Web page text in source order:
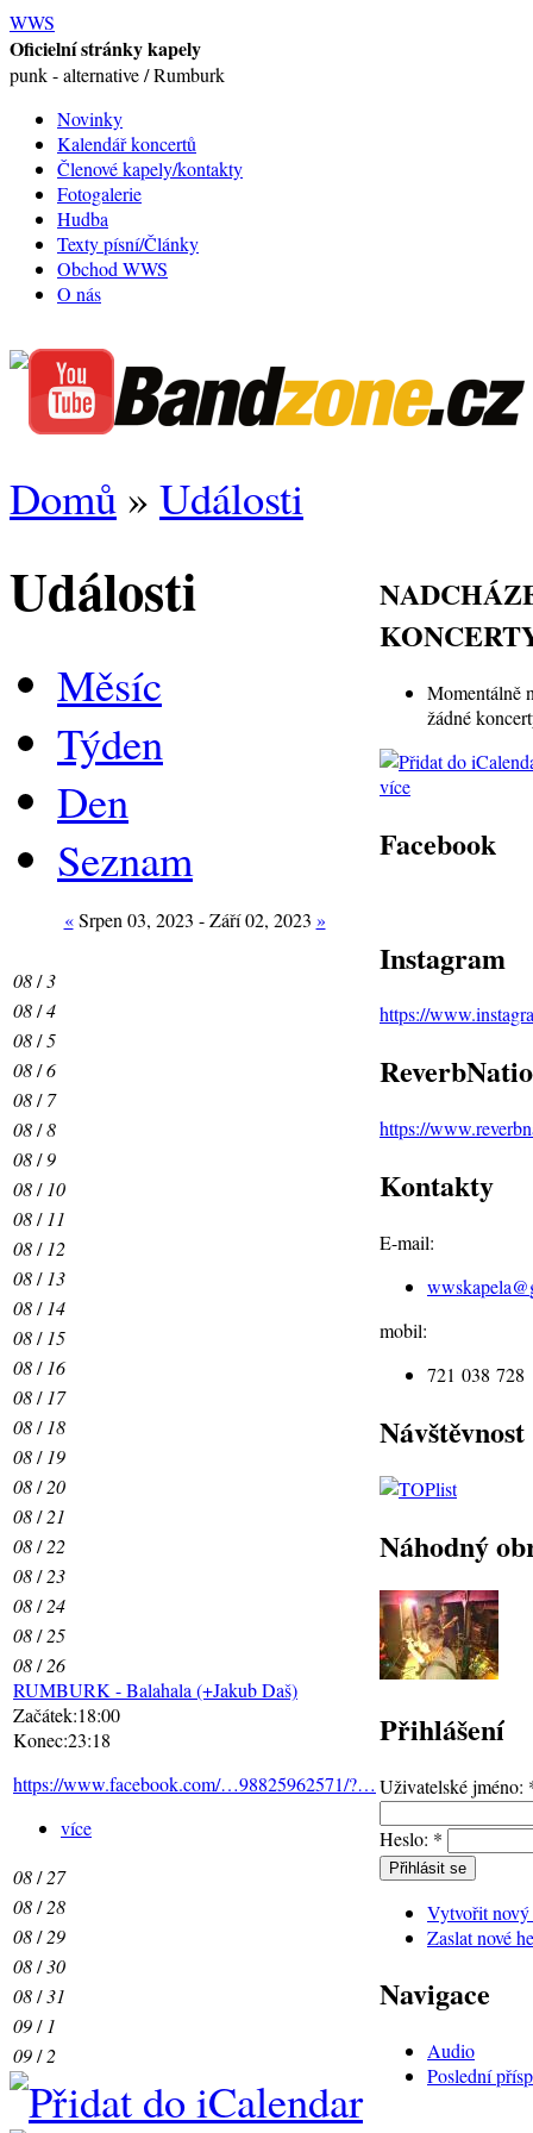
WWS
Oficielní stránky kapely
punk - alternative / Rumburk
Novinky
Kalendář koncertů
Členové kapely/kontakty
Fotogalerie
Hudba
Texty písní/Články
Obchod WWS
O nás
Domů » Události
Události
Měsíc
Týden
Den
Seznam
«Srpen 03, 2023 - Září 02, 2023 »
08/3
08/4
08/5
08/6
08/7
08/8
08/9
08/ 10
08/ 11
08/ 12
08/ 13
08/ 14
08/ 15
08/ 16
08/ 17
08/ 18
08/ 19
08/20
08/21
08/22
08/23
08/24
08/25
08/26
RUMBURK - Balahala (+Jakub Daš)
Začátek:18:00
Konec:23:18
https://www.facebook.com/…98825962571/?…
více
08/27
08/28
08/29
08/30
08/31
09/ 1
09/2
Momentálně
žádné
více
Facebook
Instagram
https://
https://
Kontakty
E-mail:
wwskapela@
mobil:
721 038 728
Návštěvnost
Náhodný
Přihlášení
Uživatelské jméno:
Heslo: *
Vytvořit nový
Zaslat nové
Navigace
Audio
Poslední